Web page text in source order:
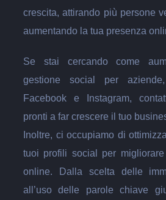
crescita, attirando più persone
aumentando la tua presenza
Se stai cercando come
gestione social per
Facebook e Instagram,
pronti a far crescere il tuo
Inoltre, ci occupiamo di
tuoi profili social per
online. Dalla scelta delle
all’uso delle parole chiave